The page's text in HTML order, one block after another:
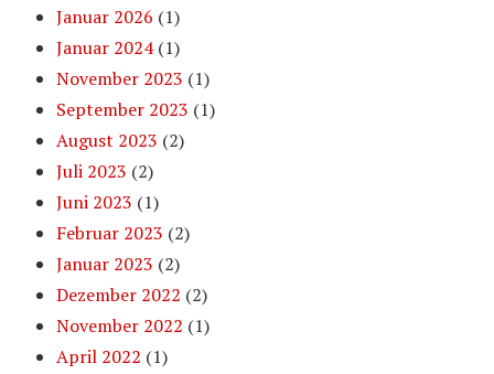
Januar 2026 (1)
Januar 2024(1)
November 2023 (1)
September 2023 (1)
August 2023 (2)
Juli 2023 (2)
Juni 2023 (1)
Februar 2023 (2)
Januar 2023 (2)
Dezember 2022 (2)
November 2022 (1)
April 2022 (1)